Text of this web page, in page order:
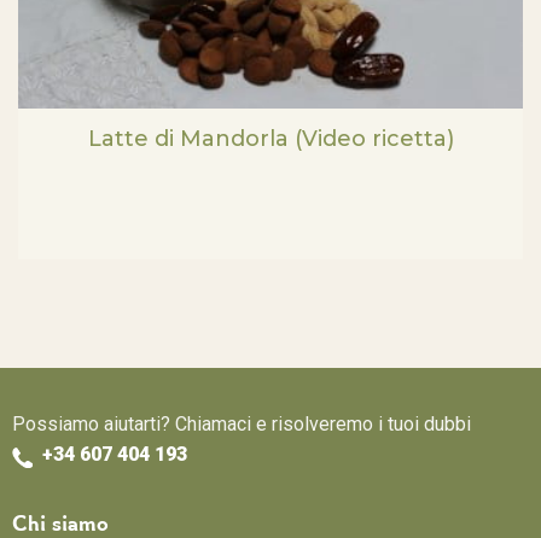
Latte di Mandorla (Video ricetta)
Possiamo aiutarti? Chiamaci e risolveremo i tuoi dubbi
+34 607 404 193
Chi siamo